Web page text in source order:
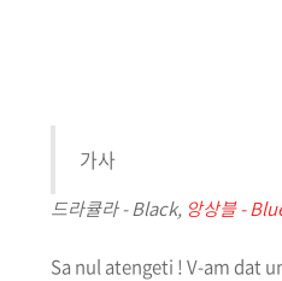
가사
드라큘라 - Black, 앙상블 -
Sa nul atengeti ! V-am dat